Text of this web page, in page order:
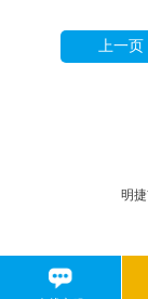
上一页
明